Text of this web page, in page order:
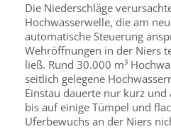
Die Niederschläge
Hochwasserwelle, die am
automatische Steuerung
Wehröffnungen in der Niers
ließ. Rund 30.000 m³
seitlich gelegene
Einstau dauerte nur kurz und
bis auf einige Tümpel und
Uferbewuchs an der Niers